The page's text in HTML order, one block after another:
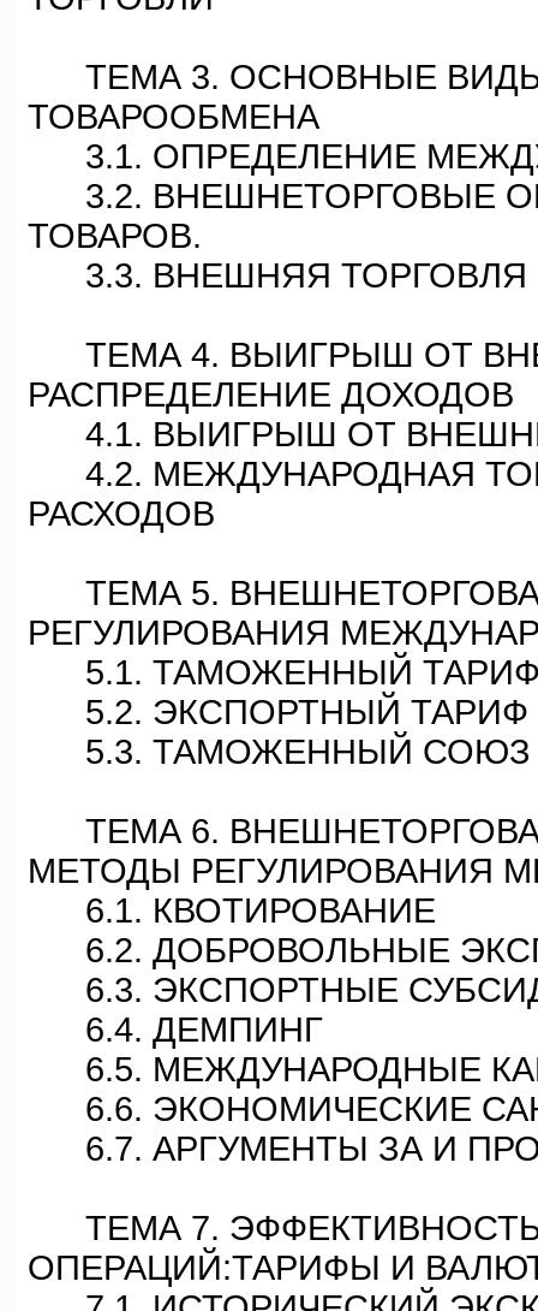
ТЕМА 3. ОСНОВНЫЕ
ТОВАРООБМЕНА
3.1. ОПРЕДЕЛЕНИЕ
3.2. ВНЕШНЕТОРГОВЫЕ
ТОВАРОВ.
3.3. ВНЕШНЯЯ ТОРГОВЛЯ
ТЕМА 4. ВЫИГРЫШ ОТ
РАСПРЕДЕЛЕНИЕ ДОХОДОВ
4.1. ВЫИГРЫШ ОТ
4.2. МЕЖДУНАРОДНАЯ
РАСХОДОВ
ТЕМА 5.
РЕГУЛИРОВАНИЯ
5.1. ТАМОЖЕННЫЙ
5.2. ЭКСПОРТНЫЙ ТАРИФ
5.3. ТАМОЖЕННЫЙ СОЮЗ
ТЕМА 6.
МЕТОДЫ РЕГУЛИРОВАНИЯ
6.1. КВОТИРОВАНИЕ
6.2. ДОБРОВОЛЬНЫЕ
6.3. ЭКСПОРТНЫЕ
6.4. ДЕМПИНГ
6.5. МЕЖДУНАРОДНЫЕ
6.6. ЭКОНОМИЧЕСКИЕ
6.7. АРГУМЕНТЫ ЗА И
ТЕМА 7.
ОПЕРАЦИЙ:ТАРИФЫ И